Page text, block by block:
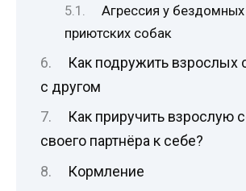
Агрессия у бездомных
приютских собак
Как подружить взрослых
с другом
Как приручить взрослую
своего партнёра к себе?
Кормление